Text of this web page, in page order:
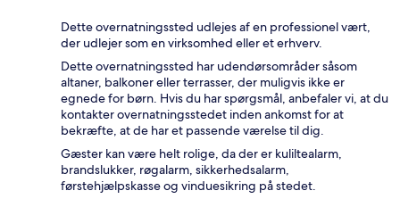
Dette overnatningssted udlejes af en professionel vært,
der udlejer som en virksomhed eller et erhverv.
Dette overnatningssted har udendørsområder såsom
altaner, balkoner eller terrasser, der muligvis ikke er
egnede for børn. Hvis du har spørgsmål, anbefaler vi, at du
kontakter overnatningsstedet inden ankomst for at
bekræfte, at de har et passende værelse til dig.
Gæster kan være helt rolige, da der er kuliltealarm,
brandslukker, røgalarm, sikkerhedsalarm,
førstehjælpskasse og vinduesikring på stedet.